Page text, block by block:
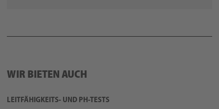
WIR BIETEN AUCH
LEITFÄHIGKEITS- UND PH-TESTS